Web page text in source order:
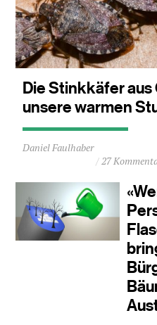
Die Stinkkäfer aus
unsere warmen
Durchschnittliche
Lesezeit
1
Daniel Faulhaber
27